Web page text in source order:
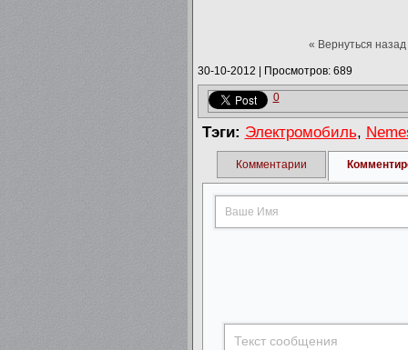
« Вернуться назад
30-10-2012 Просмотров: 689
0
Тэги: Электромобиль,
Комментарии